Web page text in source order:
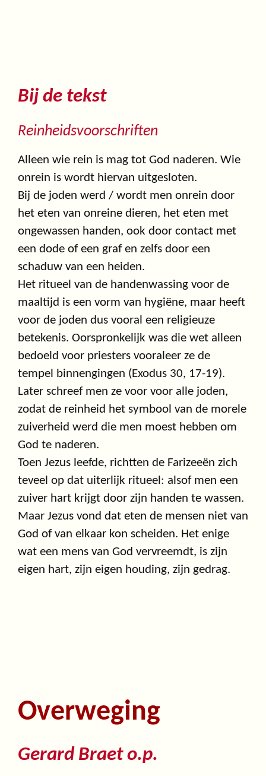
Bij de tekst
Reinheidsvoorschriften
Alleen wie rein is mag tot God naderen. Wie
onrein is wordt hiervan uitgesloten.
Bij de joden werd / wordt men onrein door
het eten van onreine dieren, het eten met
ongewassen handen, ook door contact met
een dode of een graf en zelfs door een
schaduw van een heiden.
Het ritueel van de handenwassing voor de
maaltijd is een vorm van hygiëne, maar heeft
voor de joden dus vooral een religieuze
betekenis. Oorspronkelijk was die wet alleen
bedoeld voor priesters vooraleer ze de
tempel binnengingen (Exodus 30, 17-19).
Later schreef men ze voor voor alle joden,
zodat de reinheid het symbool van de morele
zuiverheid werd die men moest hebben om
God te naderen.
Toen Jezus leefde, richtten de Farizeeën zich
teveel op dat uiterlijk ritueel: alsof men een
zuiver hart krijgt door zijn handen te wassen.
Maar Jezus vond dat eten de mensen niet van
God of van elkaar kon scheiden. Het enige
wat een mens van God vervreemdt, is zijn
eigen hart, zijn eigen houding, zijn gedrag.
Overweging
Gerard Braet o.p.